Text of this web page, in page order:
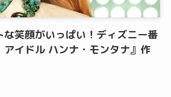
な笑顔がいっぱい！ディズニー番
イドル ハンナ・モンタナ』作